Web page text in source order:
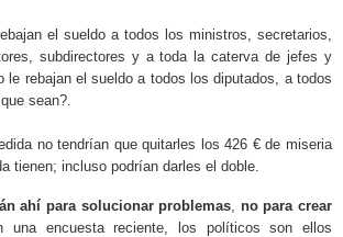
el sueldo a todos los ministros, secretarios,
subdirectores y a toda la caterva de jefes y
le rebajan el sueldo a todos los diputados, a todos
sean?.
no tendrían que quitarles los 426 € de miseria
tienen; incluso podrían darles el doble.
ahí para solucionar problemas no para crear
una encuesta reciente, los políticos son ellos